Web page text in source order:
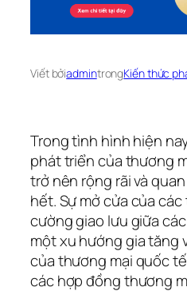
Viết bởiadmintrongKiến thức
Trong tình hình hiện
phát triển của thương
trở nên rộng rãi và
hết. Sự mở cửa của
cường giao lưu giữa
một xu hướng gia tăng
của thương mại quốc
các hợp đồng thương